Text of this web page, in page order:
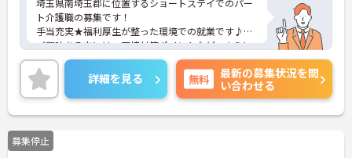
埼玉県南埼玉郡に位置するショートステイでのパー
ト介護職の募集です！
手当充実★福利厚生が整った環境での就業です♪
ご興味ある方には、面接対策ポイントなど、さらに
詳細をお話しいたしますのでお気軽にご相談くださ
い。
詳細を見る 無料
最新の募集状況を問
い合わせる
募集停止